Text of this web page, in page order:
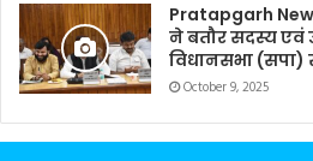
Pratapgarh
ने बतौर सदस्य
विधानसभा (सपा)
October 9, 2025